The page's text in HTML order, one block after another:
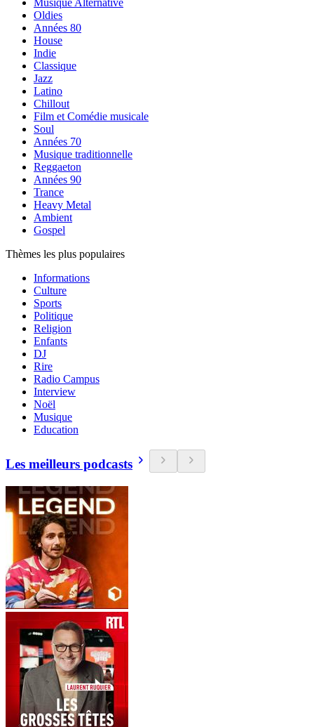
Musique Alternative
Oldies
Années 80
House
Indie
Classique
Jazz
Latino
Chillout
Film et Comédie musicale
Soul
Années 70
Musique traditionnelle
Reggaeton
Années 90
Trance
Heavy Metal
Ambient
Gospel
Thèmes les plus populaires
Informations
Culture
Sports
Politique
Religion
Enfants
DJ
Rire
Radio Campus
Interview
Noël
Musique
Education
Les meilleurs podcasts